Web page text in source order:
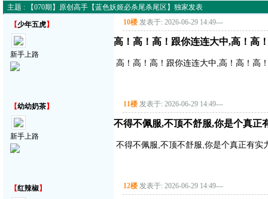
主题 : 【070期】原创高手【蓝色妖姬必杀尾杀尾区】独家发表
【少年五虎】
新手上路
10楼 发表于: 2026-06-29 14:49---
高！高！高！跟你连连大中,高！高
高！高！高！跟你连连大中,高！高！高
【幼幼奶茶】
新手上路
11楼 发表于: 2026-06-29 14:49---
不得不佩服,不顶不舒服,你是个真正
不得不佩服,不顶不舒服,你是个真正有实
【红辣椒】 12楼 发表于: 2026-06-29 14:49---